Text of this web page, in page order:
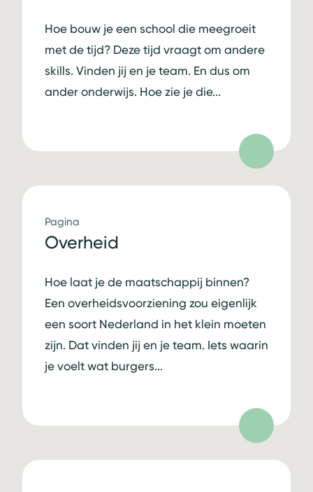
Hoe bouw je een school die meegroeit
met de tijd? Deze tijd vraagt om andere
skills. Vinden jij en je team. En dus om
ander onderwijs. Hoe zie je die...
Pagina
Overheid
Hoe laat je de maatschappij binnen?
Een overheidsvoorziening zou eigenlijk
een soort Nederland in het klein moeten
zijn. Dat vinden jij en je team. Iets waarin
je voelt wat burgers...